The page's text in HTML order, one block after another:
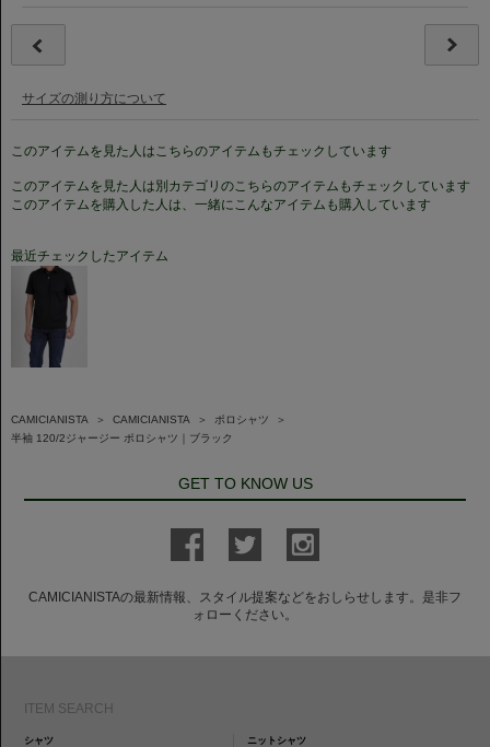
サイズの測り方について
このアイテムを見た人はこちらのアイテムもチェックしています
このアイテムを見た人は別カテゴリのこちらのアイテムもチェックしています
このアイテムを購入した人は、一緒にこんなアイテムも購入しています
最近チェックしたアイテム
CAMICIANISTA ＞ CAMICIANISTA ＞ ポロシャツ ＞
半袖 120/2ジャージー ポロシャツ｜ブラック
GET TO KNOW US
CAMICIANISTAの最新情報、スタイル提案などをおしらせします。是非フ
ォローください。
ITEM SEARCH
シャツ ニットシャツ